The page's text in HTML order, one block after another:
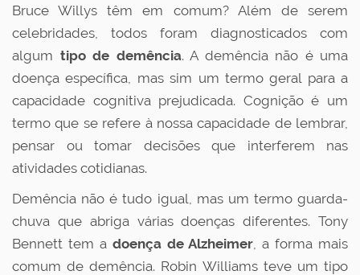
Bruce Willys têm em comum? Além de serem
celebridades, todos foram diagnosticados com
algum tipo de demência. A demência não é uma
doença específica, mas sim um termo geral para a
capacidade cognitiva prejudicada. Cognição é um
termo que se refere à nossa capacidade de lembrar,
pensar ou tomar decisões que interferem nas
atividades cotidianas.
Demência não é tudo igual, mas um termo guarda-
chuva que abriga várias doenças diferentes. Tony
Bennett tem a doença de Alzheimer , a forma mais
comum de demência. Robin Williams teve um tipo